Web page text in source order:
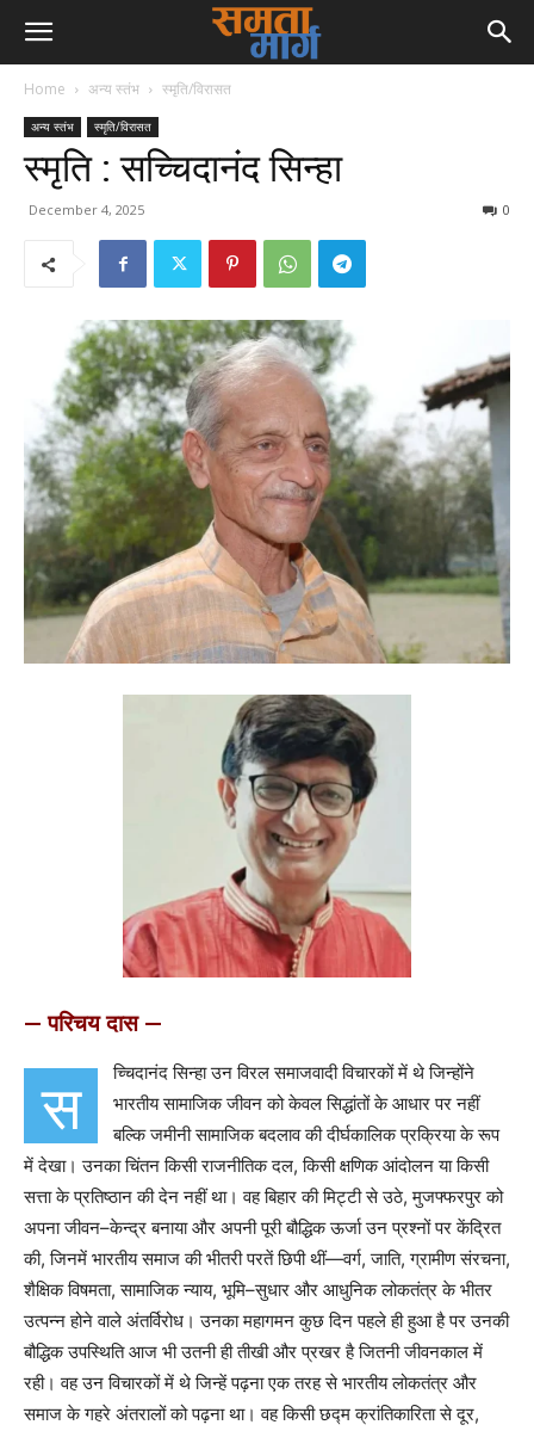
Home अन्य स्तंभ स्मृति/विरासत
अन्य स्तंभ स्मृति/विरासत
स्मृति : सच्चिदानंद सिन्हा
December 4, 2025 0
— परिचय दास —
स
च्चिदानंद सिन्हा उन विरल समाजवादी विचारकों में थे जिन्होंने
भारतीय सामाजिक जीवन को केवल सिद्धांतों के आधार पर नहीं
बल्कि जमीनी सामाजिक बदलाव की दीर्घकालिक प्रक्रिया के रूप
में देखा। उनका चिंतन किसी राजनीतिक दल, किसी क्षणिक आंदोलन या किसी
सत्ता के प्रतिष्ठान की देन नहीं था। वह बिहार की मिट्टी से उठे, मुजफ्फरपुर को
अपना जीवन–केन्द्र बनाया और अपनी पूरी बौद्धिक ऊर्जा उन प्रश्नों पर केंद्रित
की, जिनमें भारतीय समाज की भीतरी परतें छिपी थीं—वर्ग, जाति, ग्रामीण संरचना,
शैक्षिक विषमता, सामाजिक न्याय, भूमि–सुधार और आधुनिक लोकतंत्र के भीतर
उत्पन्न होने वाले अंतर्विरोध। उनका महागमन कुछ दिन पहले ही हुआ है पर उनकी
बौद्धिक उपस्थिति आज भी उतनी ही तीखी और प्रखर है जितनी जीवनकाल में
रही। वह उन विचारकों में थे जिन्हें पढ़ना एक तरह से भारतीय लोकतंत्र और
समाज के गहरे अंतरालों को पढ़ना था। वह किसी छद्म क्रांतिकारिता से दूर,